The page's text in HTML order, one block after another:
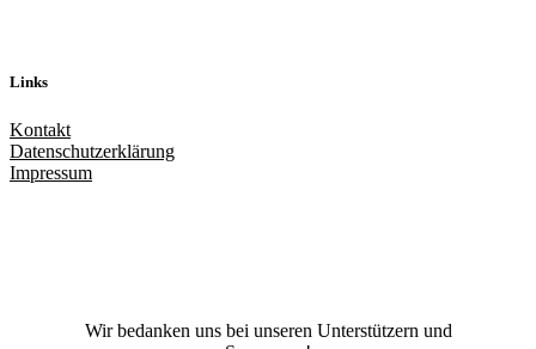
Links
Kontakt
Datenschutzerklärung
Impressum
Wir bedanken uns bei unseren Unterstützern und